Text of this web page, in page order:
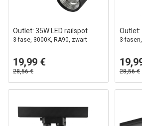
Outlet: 35W LED railspot
3-fase, 3000K, RA90, zwart
19,99 €
28,56 €
Outlet:
3-
28,56 €